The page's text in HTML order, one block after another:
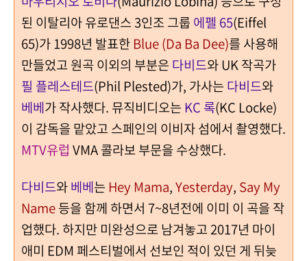
된 이탈리아 유로댄스 3인조 그룹에펠 65(Eiffel
65)가 1998년 발표한Blue (Da Ba Dee)를 사용해
만들었고 원곡 이외의 부분은 다비드와 UK 작곡가
필 플레스테드(Phil Plested)가, 가사는 다비드와
베베가 작사했다. 뮤직비디오는 KC 록(KC Locke)
이 감독을 맡았고 스페인의 이비자 섬에서 촬영했다.
MTV유럽 VMA 콜라보 부문을 수상했다.
다비드와베베는 Hey Mama,Yesterday, Say My
Name등을 함께 하면서 7~8년전에 이미 이 곡을 작
업했다. 하지만 미완성으로 남겨놓고 2017년 마이
애미 EDM 페스티벌에서 선보인 적이 있던 게 뒤늦